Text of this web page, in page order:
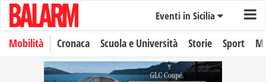
Eventi in Sicilia
Mobilità Cronaca Scuola e Università Storie Sport